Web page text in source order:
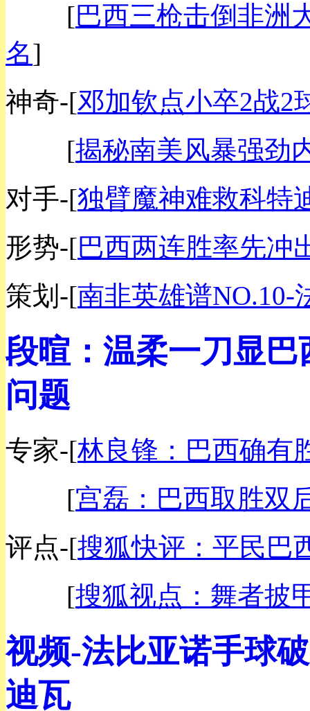
[巴西三枪击倒非洲
名]
神奇-[邓加钦点小卒2战2
[揭秘南美风暴强劲
对手-[独臂魔神难救科特
形势-[巴西两连胜率先冲
策划-[南非英雄谱NO.10-
段暄：温柔一刀显巴
问题
专家-[林良锋：巴西确有
[宫磊：巴西取胜双
评点-[搜狐快评：平民巴
[搜狐视点：舞者披
视频-法比亚诺手球
迪瓦